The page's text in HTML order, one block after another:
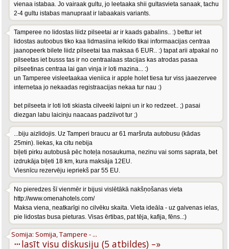
vienaa istabaa. Jo vairaak gultu, jo leetaaka shii gultasvieta sanaak, tachu
2-4 gultu istabas manupraat ir labaakais variants.
Tamperee no lidostas liidz pilseetai ar ir kaads gabalins.. :) bettur iet
lidostas autoobus tiko kaa lidmasiina ielkido tikai informaacijas centraa
jaanopeerk bilete liidz pilseetai taa maksaa 6 EUR.. :) tapat arii atpakal no
pilseetas iet busss tas ir no centraalaas stacijas kas atrodas pasaa
pilseetinas centraa lai gan vinja ir loti mazina... :)
un Tamperee visleetaakaa vieniica ir apple holet tiesa tur viss jaaezervee
internetaa jo nekaadas registraacijas nekaa tur nau :)
bet pilseeta ir loti loti skiasta cilveeki laipni un ir ko redzeet.. ;) pasai
diezgan labu laicinju naacaas padziivot tur ;)
...biju aizlidojis. Uz Tamperi braucu ar 61 maršruta autobusu (kādas
25min). liekas, ka citu nebija
biļeti pirku autobusā pēc hoteļa nosaukuma, nezinu vai soms saprata, bet
izdrukāja biļeti 18 km, kura maksāja 12EU.
Viesnīcu rezervēju iepriekš par 55 EU.
No pieredzes šī vienmēr ir bijusi vislētākā nakšņošanas vieta
http://www.omenahotels.com/
Maksa viena, neatkarīgi no cilvēku skaita. Vieta ideāla - uz galvenas ielas,
pie lidostas busa pieturas. Visas ērtibas, pat tēja, kafija, fēns..:)
···
Somija: Somija, Tampere - ...
lasīt visu diskusiju (5 atbildes) –»